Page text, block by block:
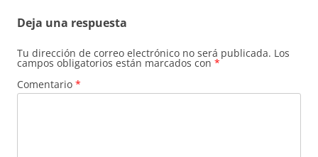
Deja una respuesta
Tu dirección de correo electrónico no será publicada. Los
campos obligatorios están marcados con *
Comentario *